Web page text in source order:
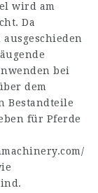
wird am
Da
bei
dem
Bestandteile
für Pferde